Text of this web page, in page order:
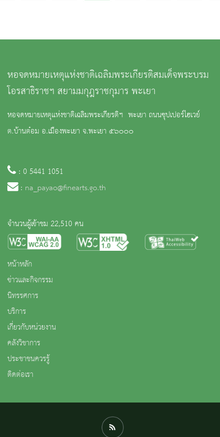
หอจดหมายเหตุแห่งชาติเฉลิมพระเกียรติสมเด็จพระบรม
โอรสาธิราชฯ สยามมกุฎราชกุมาร พะเยา
หอจดหมายเหตุแห่งชาติเฉลิมพระเกียรติฯ พะเยา ถนนซุปเปอร์ไฮเวย์
ต.บ้านต๋อม อ.เมืองพะเยา จ.พะเยา ๕๖๐๐๐
: 0 5441 1051
: na_payao@finearts.go.th
จำนวนผู้เข้าชม 22,510 คน
หน้าหลัก
ข่าวและกิจกรรม
นิทรรศการ
บริการ
เกี่ยวกับหน่วยงาน
คลังวิชาการ
ประชาชนควรรู้
ติดต่อเรา